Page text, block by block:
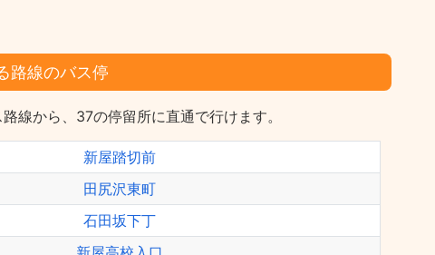
路線のバス停
線から、37の停留所に直通で行けます。
新屋踏切前
田尻沢東町
石田坂下丁